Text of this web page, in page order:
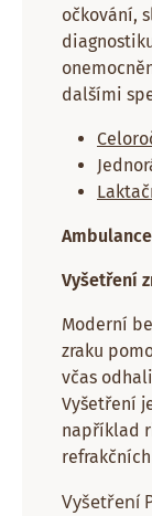
očkování,
dalšími
Vyšetření
Moderní
zraku
včas
Vyšetření
například
Vyšetření